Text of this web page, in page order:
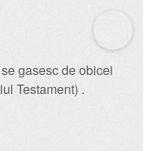
gasesc de obicei
Testament) .